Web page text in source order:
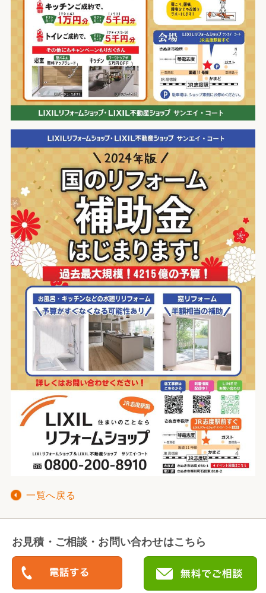
一覧へ戻る
お見積・ご相談・お問い合わせはこちら